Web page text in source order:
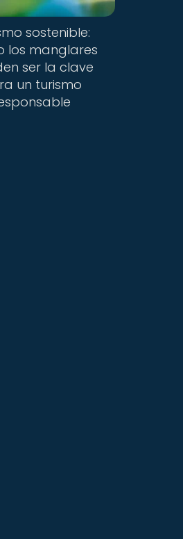
sostenible:
los manglares
ser la clave
un turismo